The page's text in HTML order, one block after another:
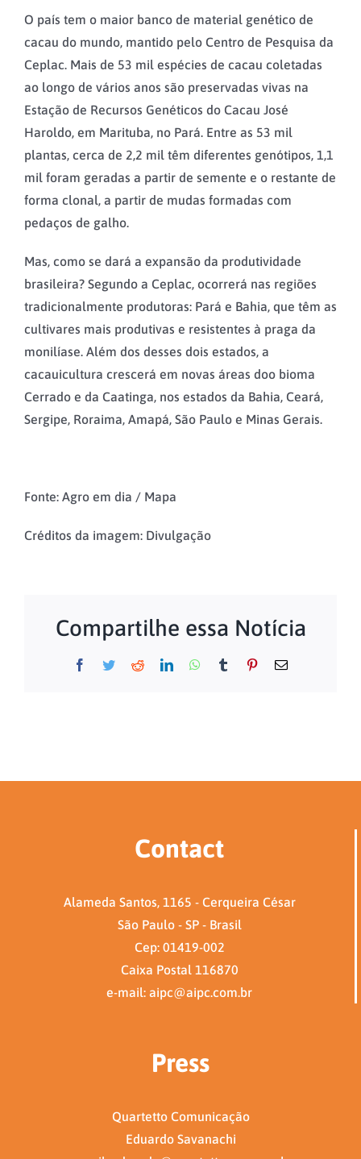
O país tem o maior banco de material genético de
cacau do mundo, mantido pelo Centro de Pesquisa da
Ceplac. Mais de 53 mil espécies de cacau coletadas
ao longo de vários anos são preservadas vivas na
Estação de Recursos Genéticos do Cacau José
Haroldo, em Marituba, no Pará. Entre as 53 mil
plantas, cerca de 2,2 mil têm diferentes genótipos, 1,1
mil foram geradas a partir de semente e o restante de
forma clonal, a partir de mudas formadas com
pedaços de galho.
Mas, como se dará a expansão da produtividade
brasileira? Segundo a Ceplac, ocorrerá nas regiões
tradicionalmente produtoras: Pará e Bahia, que têm as
cultivares mais produtivas e resistentes à praga da
monilíase. Além dos desses dois estados, a
cacauicultura crescerá em novas áreas doo bioma
Cerrado e da Caatinga, nos estados da Bahia, Ceará,
Sergipe, Roraima, Amapá, São Paulo e Minas Gerais.
Fonte: Agro em dia / Mapa
Créditos da imagem: Divulgação
Compartilhe essa Notícia
Facebook
TwitterRedditLinkedInWhatsApp
Tumblr PinterestEmail
Contact
Alameda Santos, 1165 - Cerqueira César
São Paulo - SP - Brasil
Cep: 01419-002
Caixa Postal 116870
e-mail: aipc@aipc.com.br
Press
Quartetto Comunicação
Eduardo Savanachi